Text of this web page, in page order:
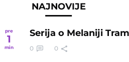
NAJNOVIJE
pre
1
min
Serija o Melaniji
0 0